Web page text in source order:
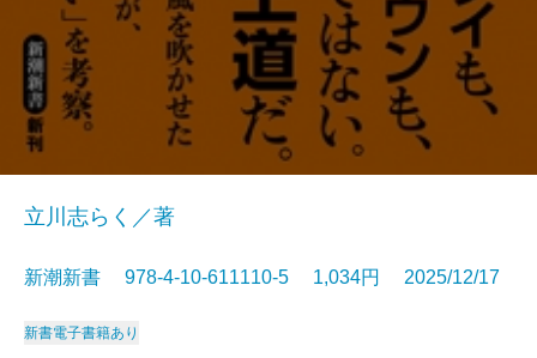
立川志らく／著
新潮新書 978-4-10-611110-5 1,034円 2025/12/17
新書電子書籍あり